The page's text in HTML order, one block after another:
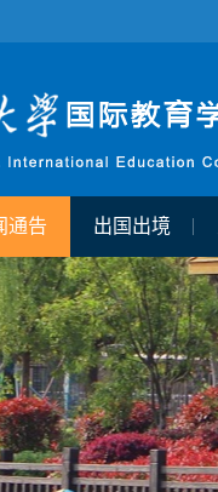
通告 出国出境